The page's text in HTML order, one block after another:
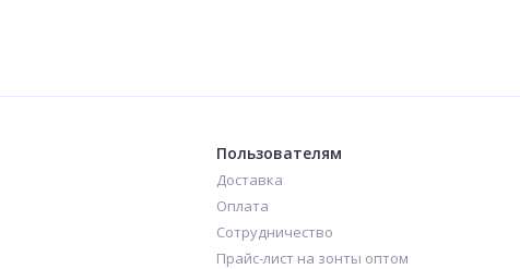
Пользователям
Доставка
Оплата
Сотрудничество
Прайс-лист на зонты оптом